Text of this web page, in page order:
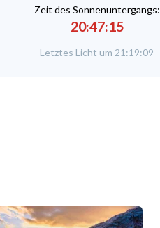
Zeit des Sonnenuntergangs:
20:47:15
Letztes Licht um 21:19:09